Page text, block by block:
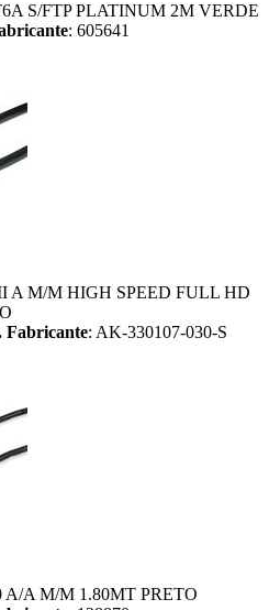
S/FTP PLATINUM 2M VERDE
: 605641
A M/M HIGH SPEED FULL HD
Fabricante: AK-330107-030-S
A/A M/M 1.80MT PRETO